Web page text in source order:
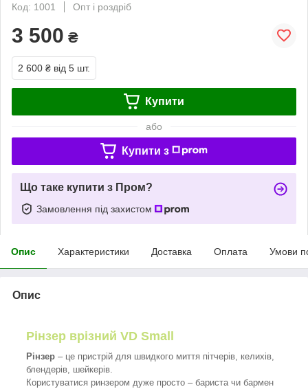
Код: 1001
Опт і роздріб
3 500 ₴
2 600 ₴ від 5 шт.
Купити
або
Купити з
Що таке купити з Пром?
Замовлення під захистом
Опис Характеристики Доставка Оплата Умови
Опис
Рінзер врізний VD Small
Рінзер – це пристрій для швидкого миття пітчерів, келихів,
блендерів, шейкерів.
Користуватися ринзером дуже просто – бариста чи бармен